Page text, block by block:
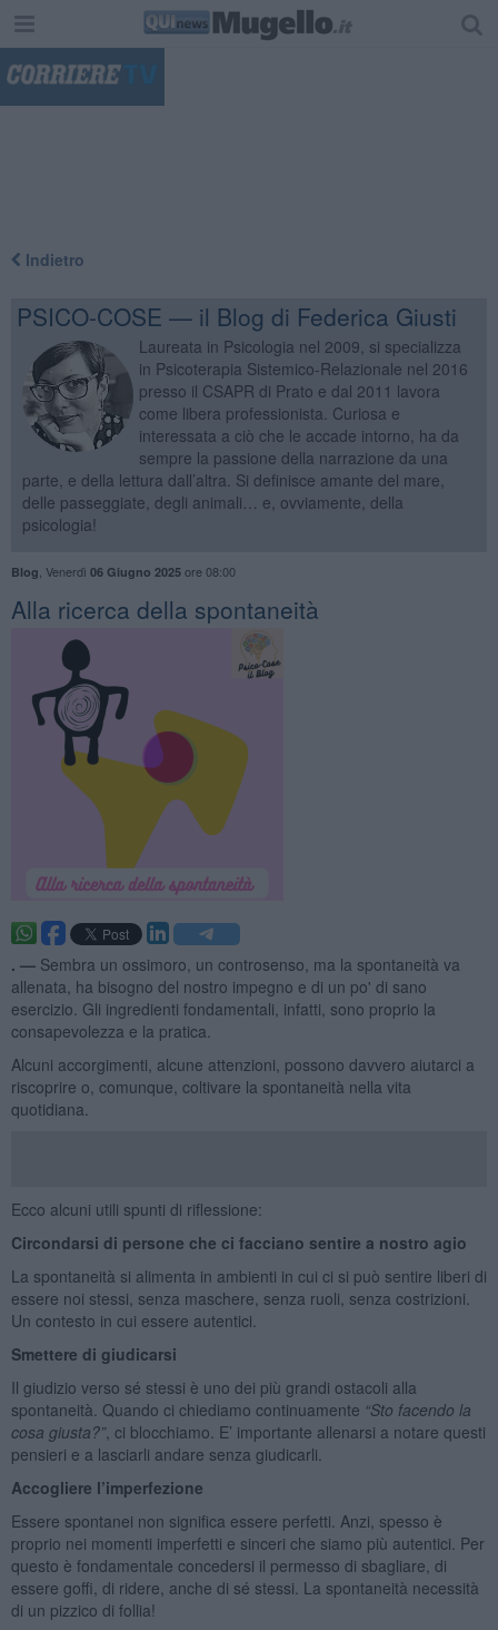
Indietro
PSICO-COSE — il Blog di Federica Giusti
Laureata in Psicologia nel 2009, si specializza
in Psicoterapia Sistemico-Relazionale nel 2016
presso il CSAPR di Prato e dal 2011 lavora
come libera professionista. Curiosa e
interessata a ciò che le accade intorno, ha da
sempre la passione della narrazione da una
parte, e della lettura dall’altra. Si definisce amante del mare,
delle passeggiate, degli animali… e, ovviamente, della
psicologia!
Blog Venerdì 06 Giugno 2025ore 08:00
​Alla ricerca della spontaneità
. — Sembra un ossimoro, un controsenso, ma la spontaneità va
allenata, ha bisogno del nostro impegno e di un po' di sano
esercizio. Gli ingredienti fondamentali, infatti, sono proprio la
consapevolezza e la pratica.
Alcuni accorgimenti, alcune attenzioni, possono davvero aiutarci a
riscoprire o, comunque, coltivare la spontaneità nella vita
quotidiana.
Ecco alcuni utili spunti di riflessione:
Circondarsi di persone che ci facciano sentire a nostro agio
La spontaneità si alimenta in ambienti in cui ci si può sentire liberi di
essere noi stessi, senza maschere, senza ruoli, senza costrizioni.
Un contesto in cui essere autentici.
Smettere di giudicarsi
Il giudizio verso sé stessi è uno dei più grandi ostacoli alla
spontaneità. Quando ci chiediamo continuamente “Sto facendo la
cosa giusta?”, ci blocchiamo. E’ importante allenarsi a notare questi
pensieri e a lasciarli andare senza giudicarli.
Accogliere l’imperfezione
Essere spontanei non significa essere perfetti. Anzi, spesso è
proprio nei momenti imperfetti e sinceri che siamo più autentici. Per
questo è fondamentale concedersi il permesso di sbagliare, di
essere goffi, di ridere, anche di sé stessi. La spontaneità necessità
di un pizzico di follia!